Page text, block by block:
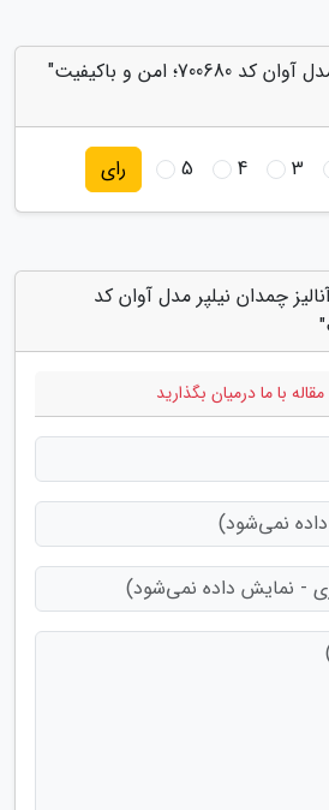
به "آنالیز چمدان نیلپر مدل آوان کد 700680؛ امن و باکیفیت"
3
4
5 رای
چمدان نیلپر مدل آوان کد
با ما درمیان بگذارید